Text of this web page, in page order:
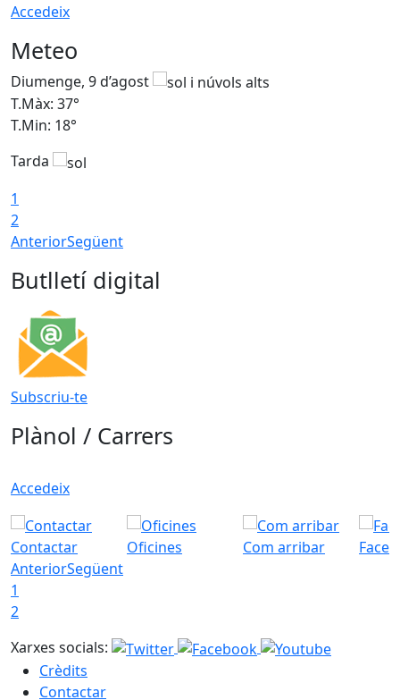
Accedeix
Meteo
Diumenge, 9 d’agost
T.Màx: 37°
T.Min: 18°
Tarda
1
2
AnteriorSegüent
Butlletí digital
Subscriu-te
Plànol / Carrers
Accedeix
Contactar Oficines Com arribar
AnteriorSegüent
1
2
Xarxes socials:
Crèdits
Contactar